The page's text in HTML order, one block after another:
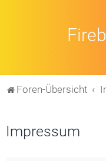
Foren-Übersicht
Impressum